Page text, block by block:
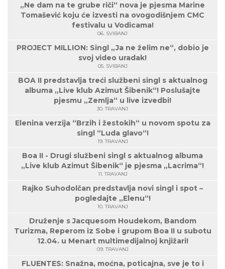
„Ne dam na te grube riči“ nova je pjesma Marine
Tomašević koju će izvesti na ovogodišnjem CMC
festivalu u Vodicama!
06. SVIBANJ
PROJECT MILLION: Singl „Ja ne želim ne“, dobio je
svoj video uradak!
05. SVIBANJ
BOA II predstavlja treći službeni singl s aktualnog
albuma „Live klub Azimut Šibenik“! Poslušajte
pjesmu „Zemlja“ u live izvedbi!
30. TRAVANJ
Elenina verzija “Brzih i žestokih“ u novom spotu za
singl “Luda glavo“!
19. TRAVANJ
Boa II - Drugi službeni singl s aktualnog albuma
„Live klub Azimut Šibenik“ je pjesma „Lacrima“!
11. TRAVANJ
Rajko Suhodolčan predstavlja novi singl i spot –
pogledajte „Elenu“!
10. TRAVANJ
Druženje s Jacquesom Houdekom, Bandom
Turizma, Reperom iz Sobe i grupom Boa II u subotu
12.04. u Menart multimedijalnoj knjižari!
09. TRAVANJ
FLUENTES: Snažna, moćna, poticajna, sve je to i